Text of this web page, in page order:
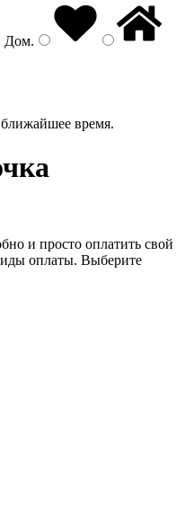
Дом.
время.
и просто оплатить свой
оплаты. Выберите